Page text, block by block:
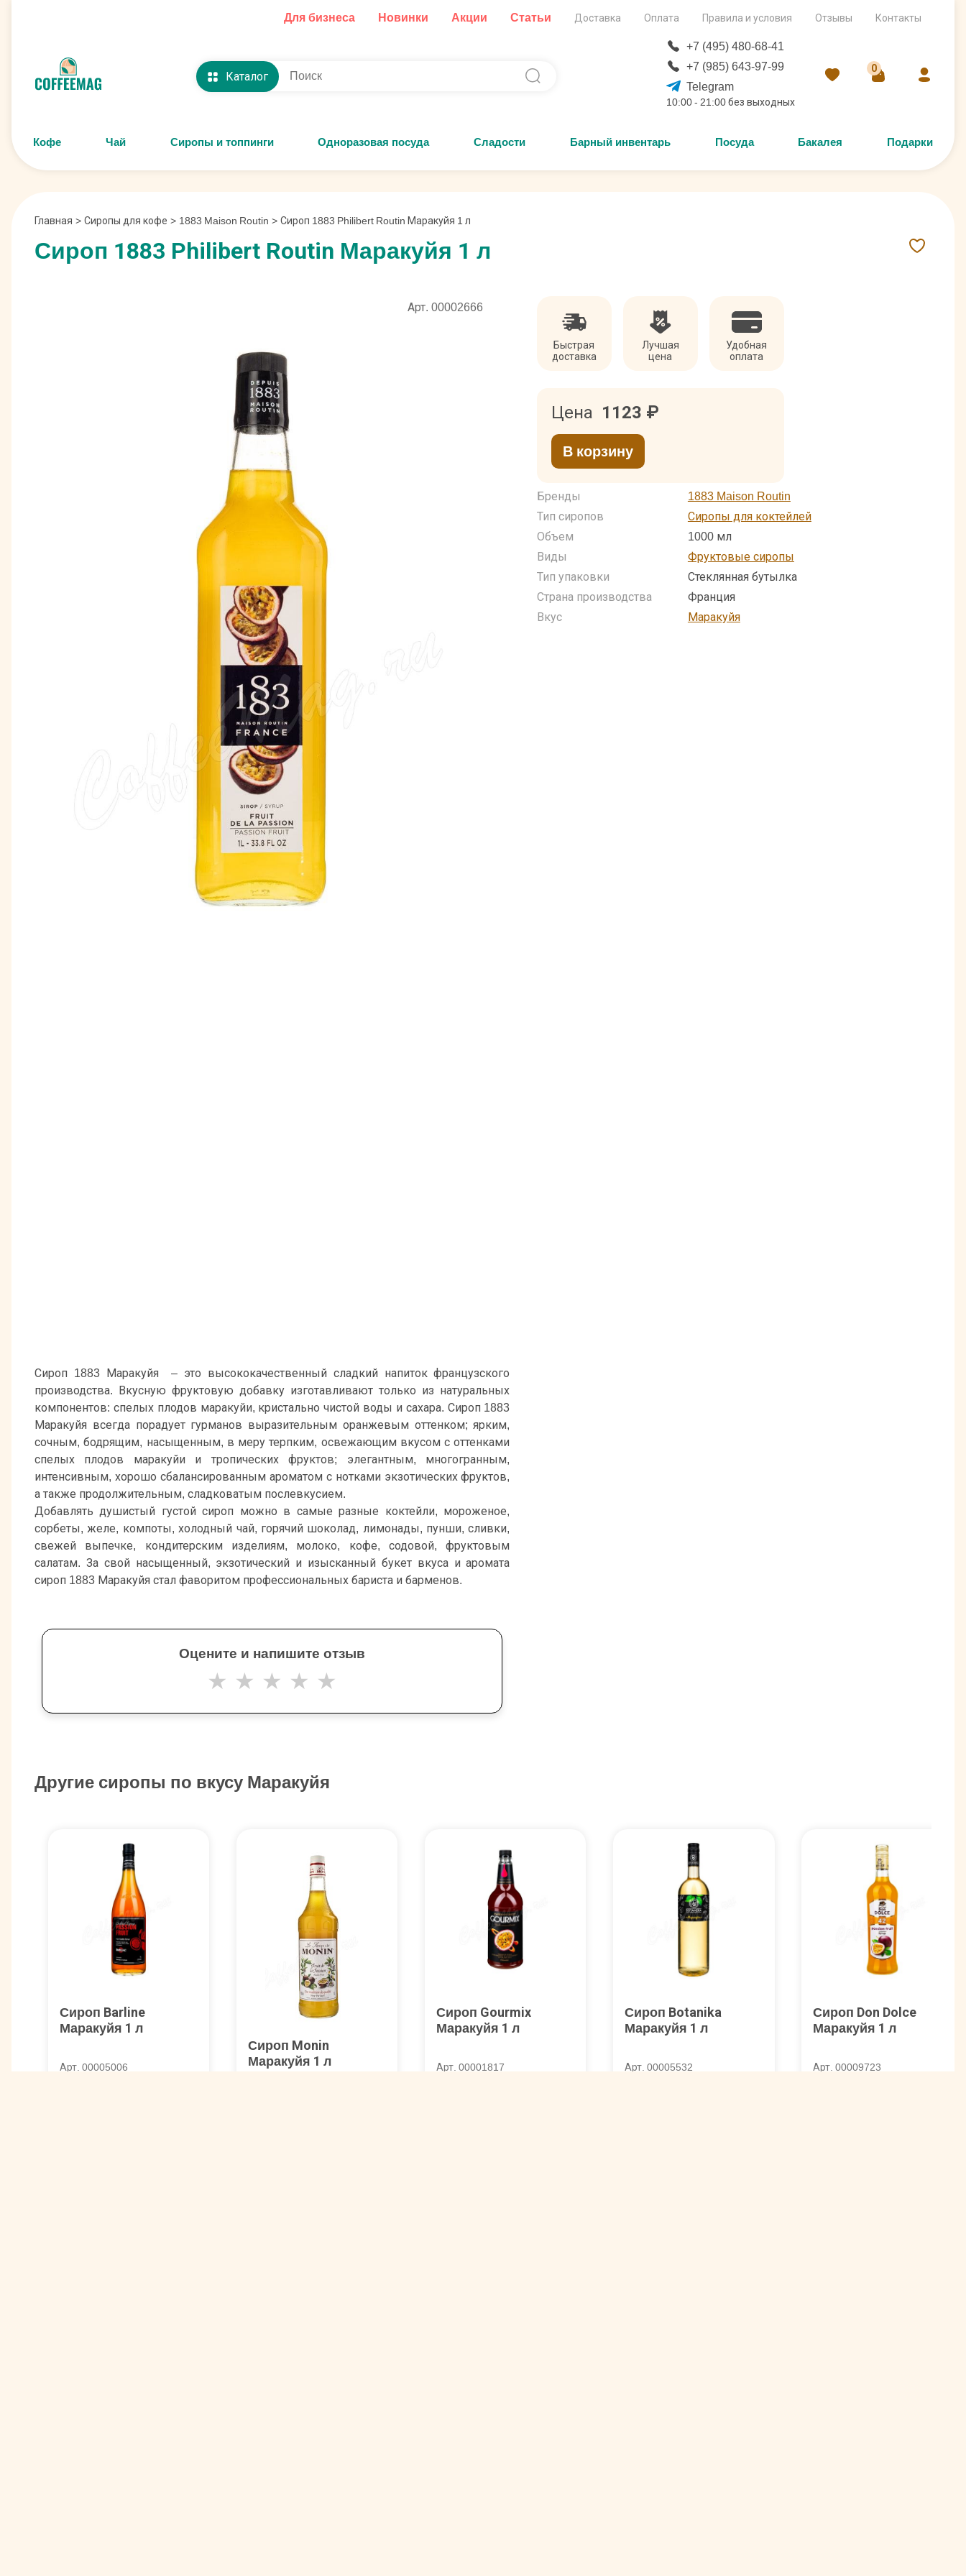
Для бизнеса Новинки Акции Статьи Доставка Оплата Правила и условия Отзывы Контакты
Каталог
+7 (495) 480-68-41
+7 (985) 643-97-99
Telegram
10:00 - 21:00 без выходных
0
Кофе Чай Сиропы и топпинги Одноразовая посуда Сладости Барный инвентарь Посуда Бакалея Подарки
Главная > Сиропы для кофе > 1883 Maison Routin > Сироп 1883 Philibert Routin Маракуйя 1 л
Сироп 1883 Philibert Routin Маракуйя 1 л
Арт. 00002666
Быстрая
доставка
Лучшая
цена
Удобная
оплата
Цена 1123 ₽
В корзину
Бренды
1883 Maison Routin
Тип сиропов
Сиропы для коктейлей
Объем
1000 мл
Виды
Фруктовые сиропы
Тип упаковки
Стеклянная бутылка
Страна производства
Франция
Вкус
Маракуйя
Сироп 1883 Маракуйя – это высококачественный сладкий напиток французского
производства. Вкусную фруктовую добавку изготавливают только из натуральных
компонентов: спелых плодов маракуйи, кристально чистой воды и сахара. Сироп 1883
Маракуйя всегда порадует гурманов выразительным оранжевым оттенком; ярким,
сочным, бодрящим, насыщенным, в меру терпким, освежающим вкусом с оттенками
спелых плодов маракуйи и тропических фруктов; элегантным, многогранным,
интенсивным, хорошо сбалансированным ароматом с нотками экзотических фруктов,
а также продолжительным, сладковатым послевкусием.
Добавлять душистый густой сироп можно в самые разные коктейли, мороженое,
сорбеты, желе, компоты, холодный чай, горячий шоколад, лимонады, пунши, сливки,
свежей выпечке, кондитерским изделиям, молоко, кофе, содовой, фруктовым
салатам. За свой насыщенный, экзотический и изысканный букет вкуса и аромата
сироп 1883 Маракуйя стал фаворитом профессиональных бариста и барменов.
Оцените и напишите отзыв
★ ★ ★ ★ ★
Другие сиропы по вкусу Маракуйя
Сироп Barline
Маракуйя 1 л
Арт. 00005006
Сироп Monin
Маракуйя 1 л
Сироп Gourmix
Маракуйя 1 л
Арт. 00001817
Сироп Botanika
Маракуйя 1 л
Арт. 00005532
Сироп Don Dolce
Маракуйя 1 л
Арт. 00009723